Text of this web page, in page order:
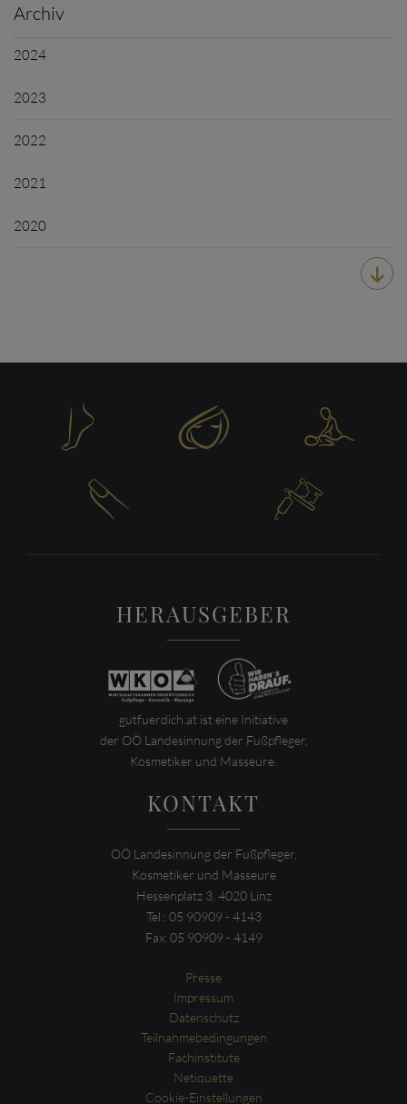
Archiv
2024
2023
2022
2021
2020

 



HERAUSGEBER
gutfuerdich.at ist eine Initiative
der OÖ Landesinnung der Fußpfleger,
Kosmetiker und Masseure.
KONTAKT
OÖ Landesinnung der Fußpfleger,
Kosmetiker und Masseure
Hessenplatz 3, 4020 Linz
Tel.: 05 90909 - 4143
Fax: 05 90909 - 4149
Presse
Impressum
Datenschutz
Teilnahmebedingungen
Fachinstitute
Netiquette
Cookie-Einstellungen